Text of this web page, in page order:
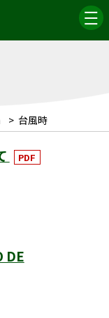
> 台風時
PDF
DE